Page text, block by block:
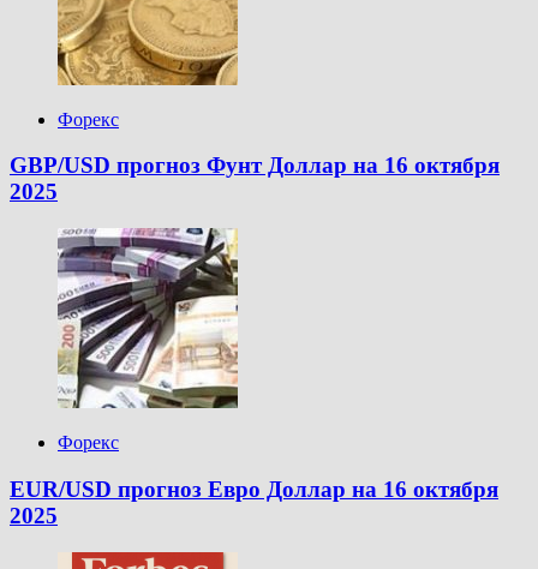
Форекс
GBP/USD прогноз Фунт Доллар на 16 октября
2025
Форекс
EUR/USD прогноз Евро Доллар на 16 октября
2025